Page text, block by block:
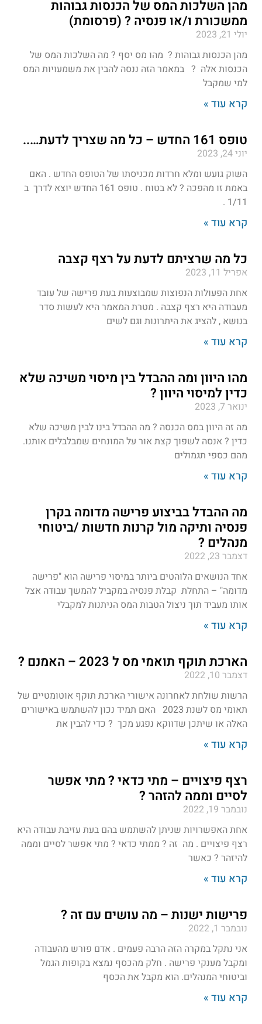
מהן השלכות המס של הכנסות גבוהות
ממשכורת ו/או פנסיה ? (פרסומת)
יולי 21, 2023
מהן הכנסות גבוהות ? מהו מס יסף ? מה השלכות המס של
הכנסות אלה ? במאמר הזה ננסה להבין את משמעויות המס
למי שמקבל
קרא עוד »
טופס 161 החדש – כל מה שצריך לדעת…..
יוני 24, 2023
השוק גועש ומלא חרדות מכניסתו של הטופס החדש . האם
באמת זו מהפכה ? לא בטוח . טופס 161 החדש יוצא לדרך ב
1/11 .
קרא עוד »
כל מה שרציתם לדעת על רצף קצבה
אפריל 11, 2023
אחת הפעולות הנפוצות שמבוצעות בעת פרישה של עובד
מעבודה היא רצף קצבה . מטרת המאמר היא לעשות סדר
בנושא , להציג את היתרונות וגם לשים
קרא עוד »
מהו היוון ומה ההבדל בין מיסוי משיכה שלא
כדין למיסוי היוון ?
ינואר 7, 2023
מה זה היוון במס הכנסה ? מה ההבדל בינו לבין משיכה שלא
כדין ? אנסה לשפוך קצת אור על המונחים שמבלבלים אותנו.
מהם כספי תגמולים
קרא עוד »
מה ההבדל בביצוע פרישה מדומה בקרן
פנסיה ותיקה מול קרנות חדשות /ביטוחי
מנהלים ?
דצמבר 23, 2022
אחד הנושאים הלוהטים ביותר במיסוי פרישה הוא "פרישה
מדומה" – התחלת קבלת פנסיה במקביל להמשך עבודה אצל
אותו מעביד תוך ניצול הטבות המס הניתנות למקבלי
קרא עוד »
הארכת תוקף תואמי מס ל 2023 – האמנם ?
דצמבר 10, 2022
הרשות שולחת לאחרונה אישורי הארכת תוקף אוטומטיים של
תאומי מס לשנת 2023 האם תמיד נכון להשתמש באישורים
האלה או שיתכן שדווקא נפגע מכך ? כדי להבין את
קרא עוד »
רצף פיצויים – מתי כדאי ? מתי אפשר
לסיים וממה להזהר ?
נובמבר 19, 2022
אחת האפשרויות שניתן להשתמש בהם בעת עזיבת עבודה היא
רצף פיצויים . מה זה ? ממתי כדאי ? מתי אפשר לסיים וממה
להיזהר ? כאשר
קרא עוד »
פרישות ישנות – מה עושים עם זה ?
נובמבר 1, 2022
אני נתקל במקרה הזה הרבה פעמים . אדם פורש מהעבודה
ומקבל מענקי פרישה . חלק מהכסף נמצא בקופות הגמל
וביטוחי המנהלים. הוא מקבל את הכסף
קרא עוד »